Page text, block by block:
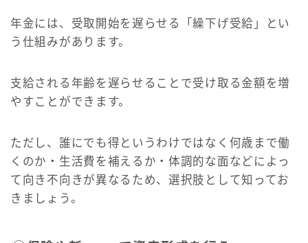
年金には、受取開始を遅らせる「繰下げ受給」とい
う仕組みがあります。
支給される年齢を遅らせることで受け取る金額を増
やすことができます。
ただし、誰にでも得というわけではなく何歳まで働
くのか・生活費を補えるか・体調的な面などによっ
て向き不向きが異なるため、選択肢として知ってお
きましょう。